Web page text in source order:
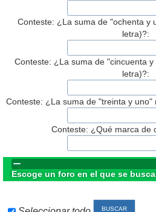
Conteste: ¿La suma de "ochenta y
letra)?:
Conteste: ¿La suma de "cincuenta
letra)?:
Conteste: ¿La suma de "treinta y uno"
Conteste: ¿Qué marca de
Escoge un foro en el que se